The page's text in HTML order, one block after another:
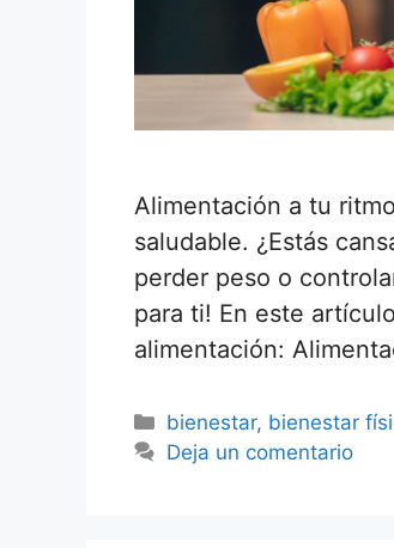
Alimentación a tu
saludable. ¿Estás
perder peso o
para ti! En este
alimentación:
bienestar, bienestar
Deja un comentario